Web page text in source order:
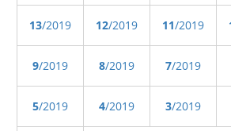
13/2019 12/2019 11/2019
9/2019 8/2019 7/2019
5/2019 4/2019 3/2019